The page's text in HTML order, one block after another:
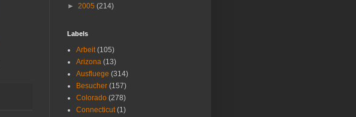
► 2005 (214)
Labels
Arbeit (105)
Arizona (13)
Ausfluege (314)
Besucher (157)
Colorado (278)
Connecticut (1)